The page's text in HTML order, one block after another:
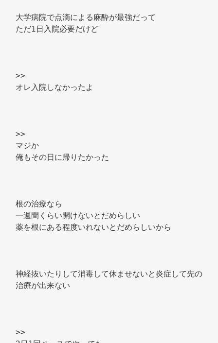
大学病院で点滴による麻酔が最強だって
ただ1日入院必要だけど
>>
オレ入院しなかったよ
>>
マジか
俺もその日に帰りたかった
根の治療なら
一週間くらい開けないとだめらしい
薬を根にある程度いれないとだめらしいから
神経抜いたりして消毒して休ませないと炎症して先の
治療が出来ない
>>